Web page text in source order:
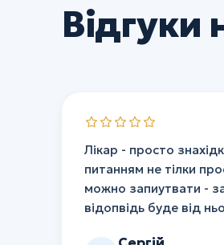
Відгуки
Лікар - просто
питанням не тілки
можно запиутвати -
відопвідь буде від